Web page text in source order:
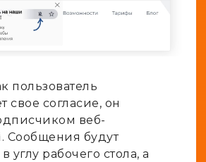
пользователь
свое согласие, он
веб-
Сообщения будут
углу рабочего стола, а